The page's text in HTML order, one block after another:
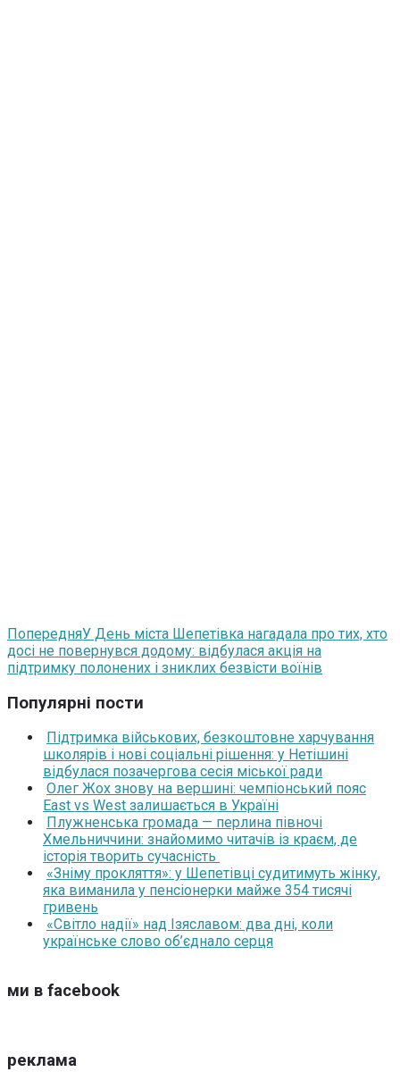
ПопередняУ День міста Шепетівка нагадала про тих, хто
досі не повернувся додому: відбулася акція на
підтримку полонених і зниклих безвісти воїнів
Популярні пости
Підтримка військових, безкоштовне харчування
школярів і нові соціальні рішення: у Нетішині
відбулася позачергова сесія міської ради
Олег Жох знову на вершині: чемпіонський пояс
East vs West залишається в Україні
Плужненська громада — перлина півночі
Хмельниччини: знайомимо читачів із краєм, де
історія творить сучасність
«Зніму прокляття»: у Шепетівці судитимуть жінку,
яка виманила у пенсіонерки майже 354 тисячі
гривень
«Світло надії» над Ізяславом: два дні, коли
українське слово об’єднало серця
ми в facebook
реклама